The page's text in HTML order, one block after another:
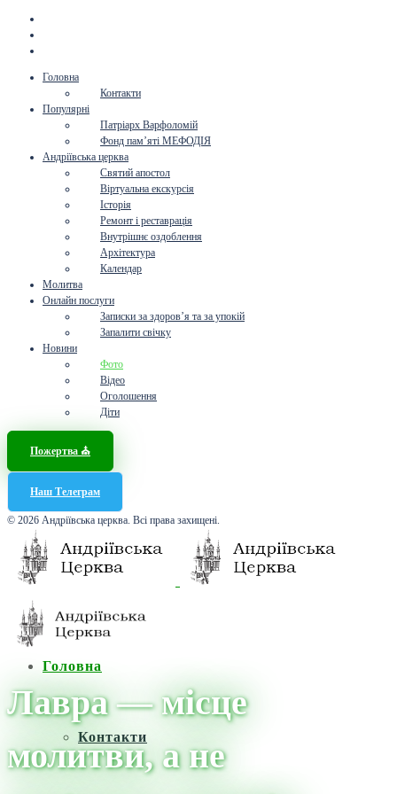
Головна
Контакти
Популярні
Патріарх Варфоломій
Фонд пам’яті МЕФОДІЯ
Андріївська церква
Святий апостол
Віртуальна екскурсія
Історія
Ремонт і реставрація
Внутрішнє оздоблення
Архітектура
Календар
Молитва
Онлайн послуги
Записки за здоров’я та за упокій
Запалити свічку
Новини
Фото
Відео
Оголошення
Діти
Пожертва ⛪️
Наш Телеграм
© 2026 Андріївська церква. Всі права захищені.
Головна
Контакти
Лавра — місце
молитви, а не